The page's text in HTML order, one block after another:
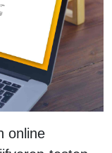
online